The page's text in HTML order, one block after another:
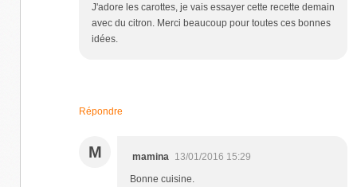
J'adore les carottes, je vais essayer cette recette demain
avec du citron. Merci beaucoup pour toutes ces bonnes
idées.
Répondre
M mamina
13/01/2016 15:29
Bonne cuisine.